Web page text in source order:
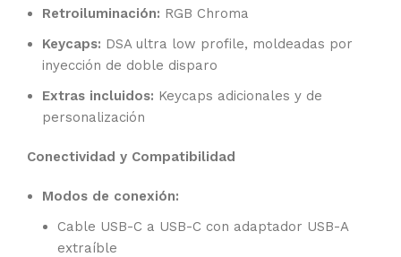
Retroiluminación: RGB Chroma
Keycaps: DSA ultra low profile, moldeadas por
inyección de doble disparo
Extras incluidos: Keycaps adicionales y de
personalización
Conectividad y Compatibilidad
Modos de conexión:
Cable USB-C a USB-C con adaptador USB-A
extraíble